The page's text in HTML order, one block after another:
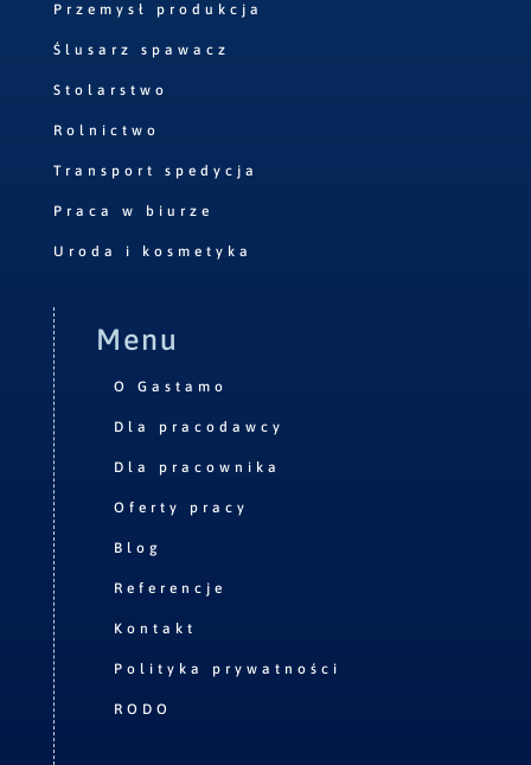
Przemysł produkcja
Ślusarz spawacz
Stolarstwo
Rolnictwo
Transport spedycja
Praca w biurze
Uroda i kosmetyka
Menu
O Gastamo
Dla pracodawcy
Dla pracownika
Oferty pracy
Blog
Referencje
Kontakt
Polityka prywatności
RODO